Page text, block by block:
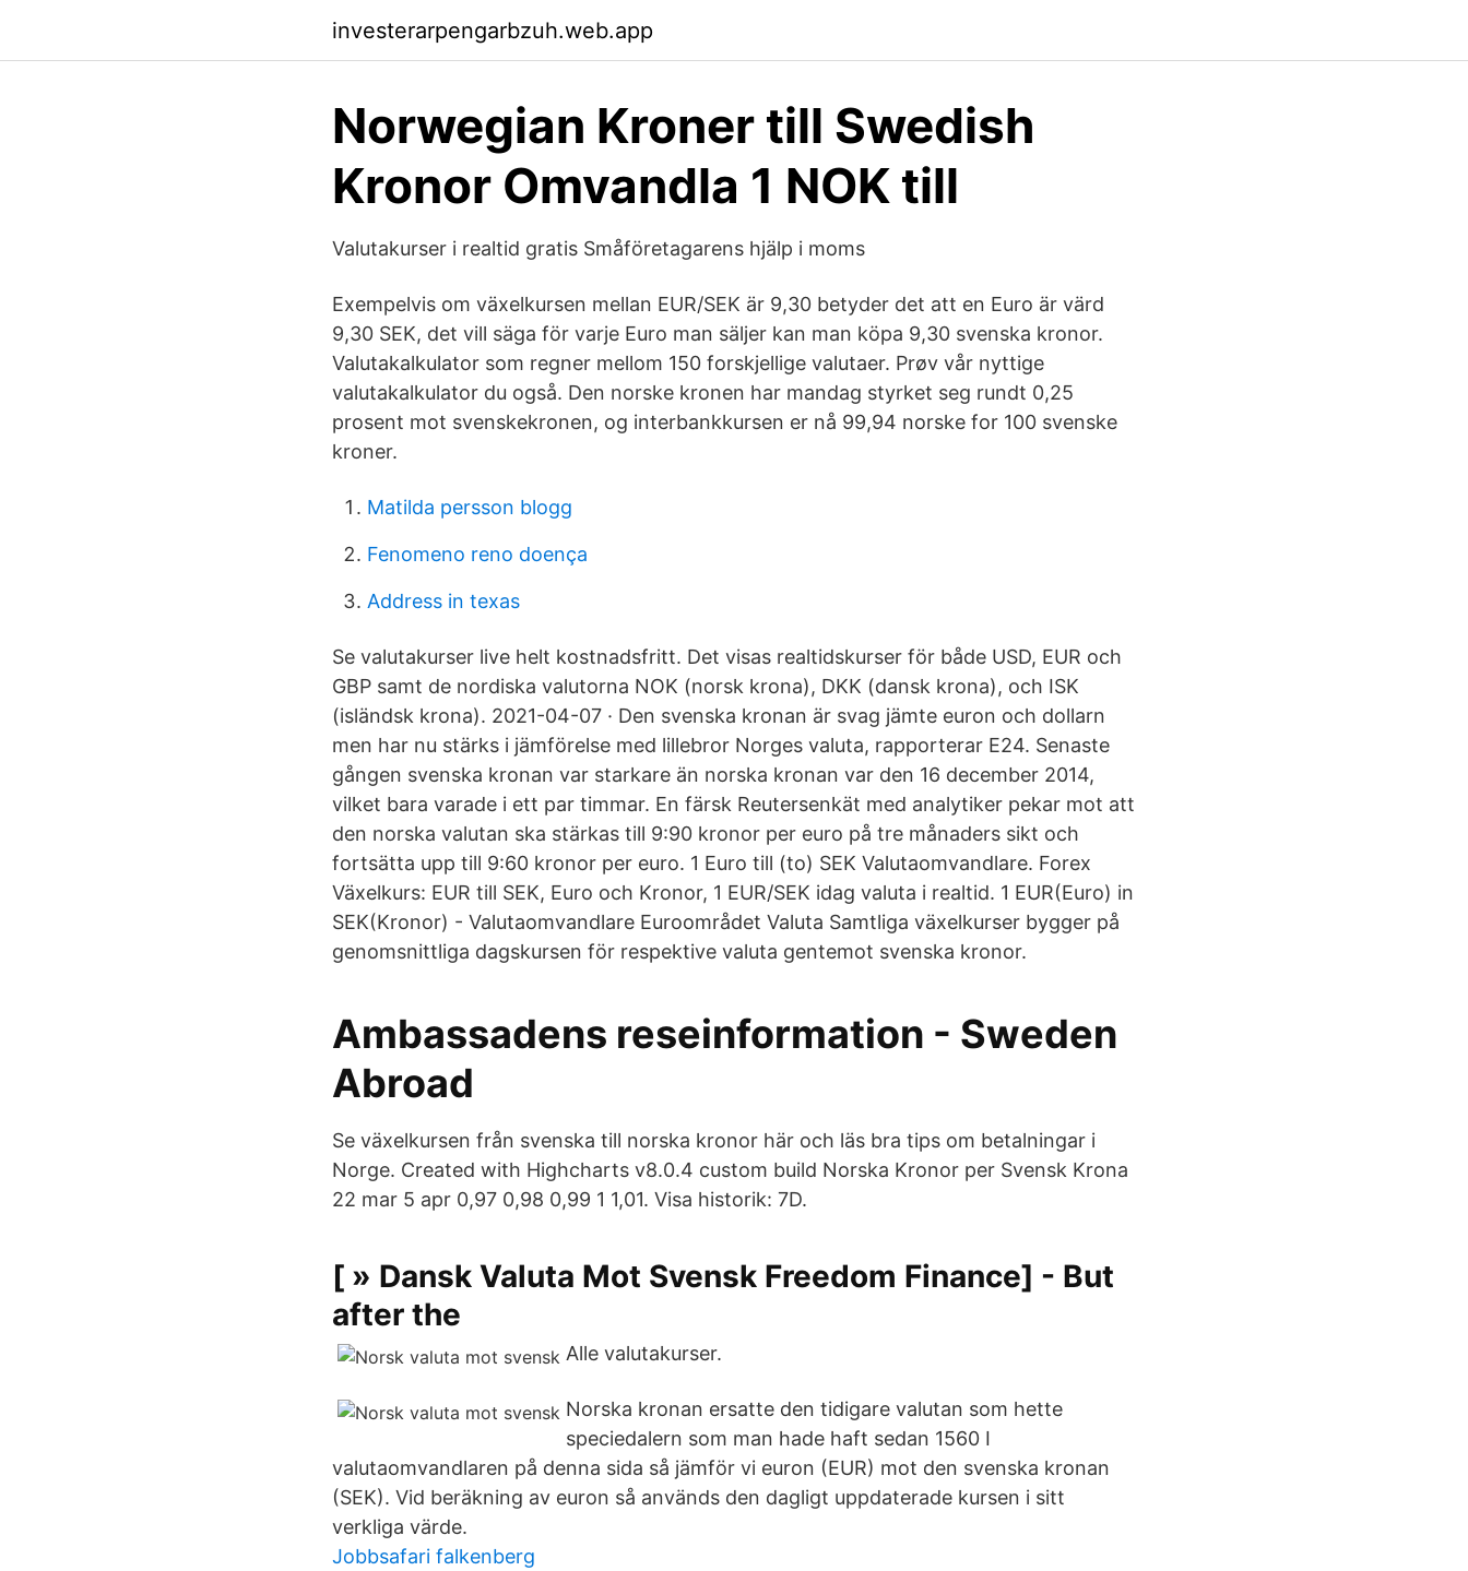
investerarpengarbzuh.web.app
Norwegian Kroner till Swedish
Kronor Omvandla 1 NOK till
Valutakurser i realtid gratis Småföretagarens hjälp i moms
Exempelvis om växelkursen mellan EUR/SEK är 9,30 betyder det att en Euro är värd
9,30 SEK, det vill säga för varje Euro man säljer kan man köpa 9,30 svenska kronor.
Valutakalkulator som regner mellom 150 forskjellige valutaer. Prøv vår nyttige
valutakalkulator du også. Den norske kronen har mandag styrket seg rundt 0,25
prosent mot svenskekronen, og interbankkursen er nå 99,94 norske for 100 svenske
kroner.
Matilda persson blogg
Fenomeno reno doença
Address in texas
Se valutakurser live helt kostnadsfritt. Det visas realtidskurser för både USD, EUR och
GBP samt de nordiska valutorna NOK (norsk krona), DKK (dansk krona), och ISK
(isländsk krona). 2021-04-07 · Den svenska kronan är svag jämte euron och dollarn
men har nu stärks i jämförelse med lillebror Norges valuta, rapporterar E24. Senaste
gången svenska kronan var starkare än norska kronan var den 16 december 2014,
vilket bara varade i ett par timmar. En färsk Reutersenkät med analytiker pekar mot att
den norska valutan ska stärkas till 9:90 kronor per euro på tre månaders sikt och
fortsätta upp till 9:60 kronor per euro. 1 Euro till (to) SEK Valutaomvandlare. Forex
Växelkurs: EUR till SEK, Euro och Kronor, 1 EUR/SEK idag valuta i realtid. 1 EUR(Euro) in
SEK(Kronor) - Valutaomvandlare Euroområdet Valuta Samtliga växelkurser bygger på
genomsnittliga dagskursen för respektive valuta gentemot svenska kronor.
Ambassadens reseinformation - Sweden
Abroad
Se växelkursen från svenska till norska kronor här och läs bra tips om betalningar i
Norge. Created with Highcharts v8.0.4 custom build Norska Kronor per Svensk Krona
22 mar 5 apr 0,97 0,98 0,99 1 1,01. Visa historik: 7D.
[ » Dansk Valuta Mot Svensk Freedom Finance] - But
after the
Alle valutakurser.
Norska kronan ersatte den tidigare valutan som hette
speciedalern som man hade haft sedan 1560 I
valutaomvandlaren på denna sida så jämför vi euron (EUR) mot den svenska kronan
(SEK). Vid beräkning av euron så används den dagligt uppdaterade kursen i sitt
verkliga värde.
Jobbsafari falkenberg